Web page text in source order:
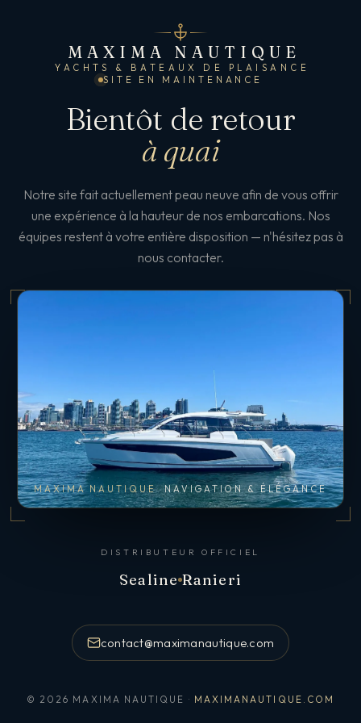
MAXIMA NAUTIQUE
YACHTS & BATEAUX DE PLAISANCE
SITE EN MAINTENANCE
Bientôt de retour
à quai
Notre site fait actuellement peau neuve afin de vous offrir
une expérience à la hauteur de nos embarcations. Nos
équipes restent à votre entière disposition — n'hésitez pas à
nous contacter.
MAXIMA NAUTIQUE NAVIGATION & ÉLÉGANCE
DISTRIBUTEUR OFFICIEL
Sealine Ranieri
contact@maximanautique.com
© 2026 MAXIMA NAUTIQUE · MAXIMANAUTIQUE.COM